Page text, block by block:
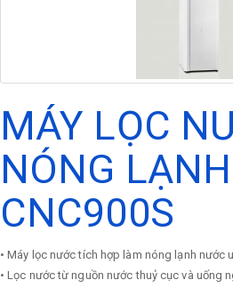
MÁY LỌC
NÓNG LẠNH
CNC900S
• Máy lọc nước tích hợp làm nóng lạnh nước
• Lọc nước từ nguồn nước thuỷ cục và uống